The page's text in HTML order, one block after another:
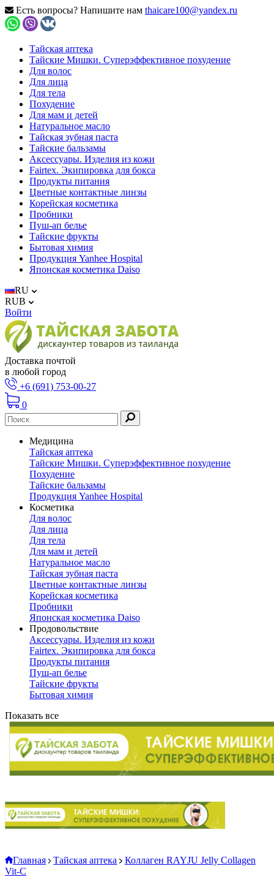
Есть вопросы? Напишите нам thaicare100@yandex.ru
Тайская аптека
Тайские Мишки. Суперэффективное похудение
Для волос
Для лица
Для тела
Похудение
Для мам и детей
Натуральное масло
Тайская зубная паста
Тайские бальзамы
Аксессуары. Изделия из кожи
Fairtex. Экипировка для бокса
Продукты питания
Цветные контактные линзы
Корейская косметика
Пробники
Пуш-ап белье
Тайские фрукты
Бытовая химия
Продукция Yanhee Hospital
Японская косметика Daiso
RU
RUB
Войти
Доставка почтой
в любой город
+6 (691) 753-00-27
0
Медицина
Тайская аптека
Тайские Мишки. Суперэффективное похудение
Похудение
Тайские бальзамы
Продукция Yanhee Hospital
Косметика
Для волос
Для лица
Для тела
Для мам и детей
Натуральное масло
Тайская зубная паста
Цветные контактные линзы
Корейская косметика
Пробники
Японская косметика Daiso
Продовольствие
Аксессуары. Изделия из кожи
Fairtex. Экипировка для бокса
Продукты питания
Пуш-ап белье
Тайские фрукты
Бытовая химия
Показать все
Главная Тайская аптека
Коллаген RAYJU Jelly Collagen
Vit-C